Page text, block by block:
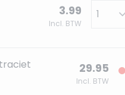
3.99
Incl. BTW
29.95
Incl. BTW